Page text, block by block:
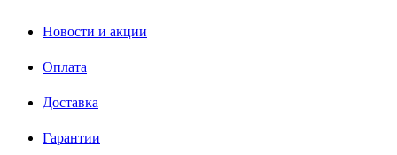
Новости и акции
Оплата
Доставка
Гарантии